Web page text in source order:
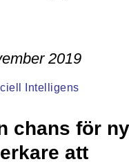
2019
Intelligens
chans för
att